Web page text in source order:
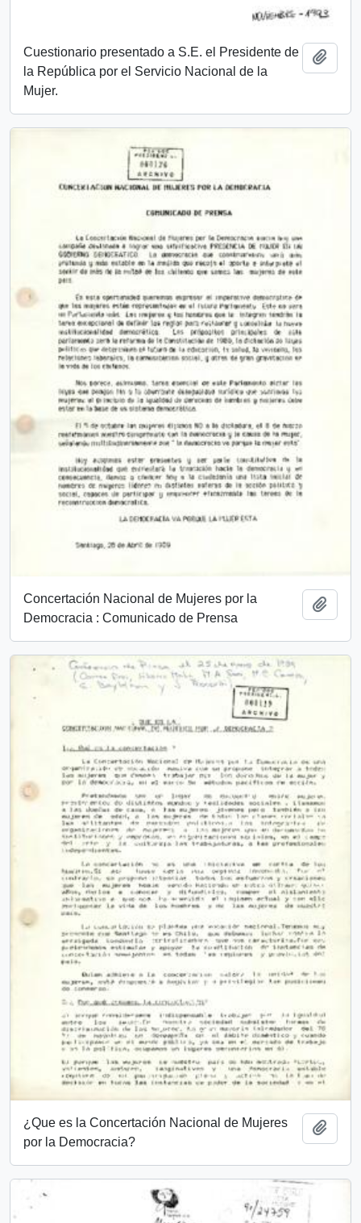
Cuestionario presentado a S.E. el Presidente de
la República por el Servicio Nacional de la
Mujer.
Concertación Nacional de Mujeres por la
Democracia : Comunicado de Prensa
¿Que es la Concertación Nacional de Mujeres
por la Democracia?